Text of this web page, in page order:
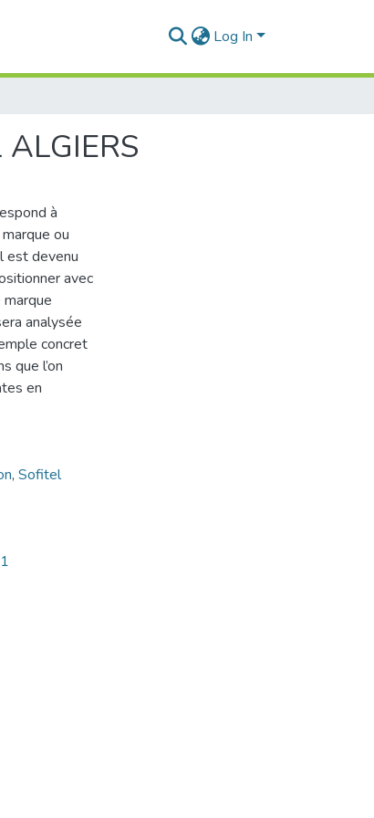
Log In
à
ou
est devenu
avec
analysée
concret
que l’on
en
, Sofitel